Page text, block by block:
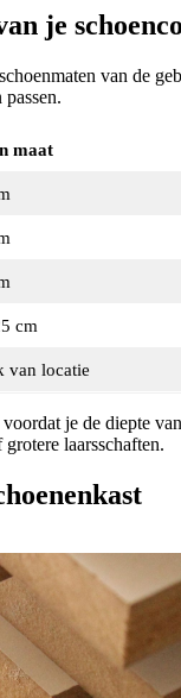
je
van de
maat
cm
van locatie
je de diepte
laarsschaften.